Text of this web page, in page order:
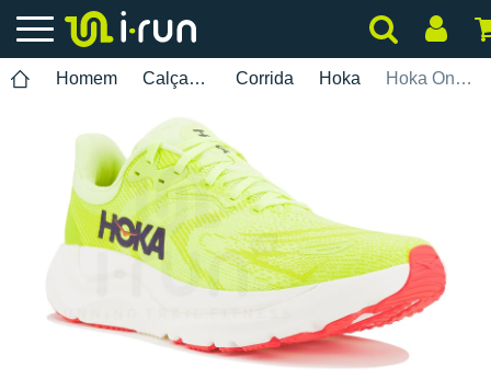
Homem Calçados Corrida Hoka Hoka One One Arahi 8 Wide